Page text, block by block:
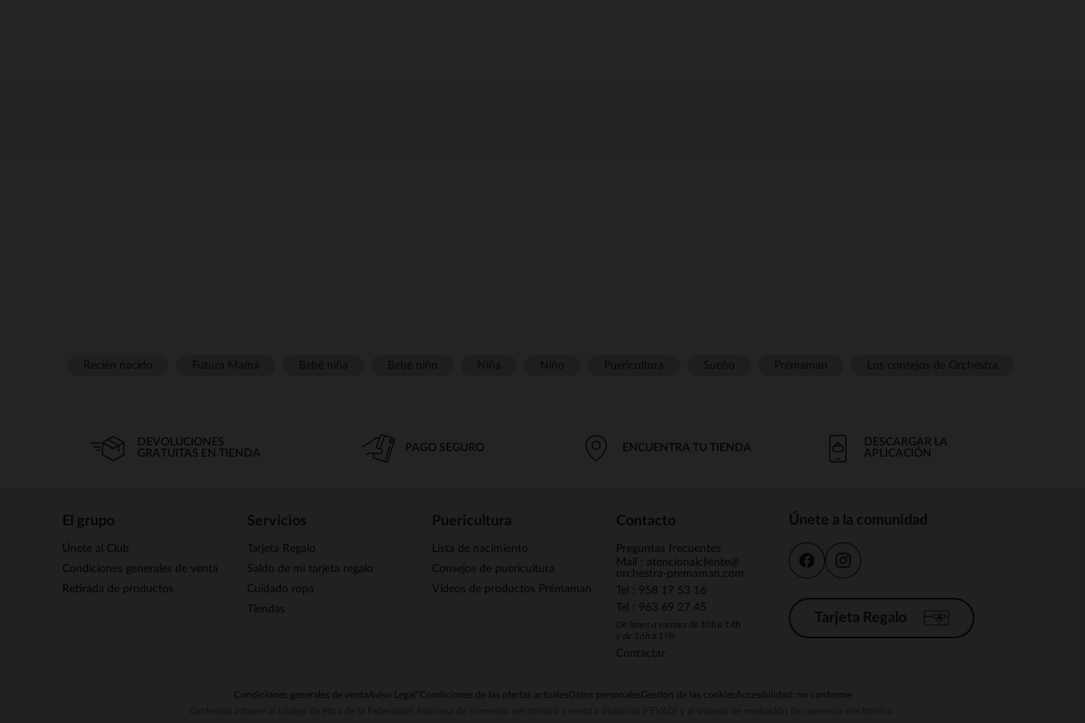
DEVOLUCIONES
GRATUITAS EN TIENDA
PAGO SEGURO ENCUENTRA TU TIENDA
DESCARGAR LA
APLICACIÓN
El grupo
Únete al Club
Condiciones generales de venta
Retirada de productos
Servicios
Tarjeta Regalo
Saldo de mi tarjeta regalo
Cuidado ropa
Tiendas
Puericultura
Lista de nacimiento
Consejos de puericultura
Vídeos de productos Prémaman
Contacto
Preguntas frecuentes
Mail : atencionalcliente@
orchestra-premaman.com
Tel : 958 17 53 16
Tel : 963 69 27 45
De lunes a viernes de 10h a 14h
y de 16h a 19h
Contactar
Únete a la comunidad
Tarjeta Regalo
Condiciones generales de ventaAviso Legal *Condiciones de las ofertas actuales Datos personalesGestión de las cookiesAccesibilidad: no conforme